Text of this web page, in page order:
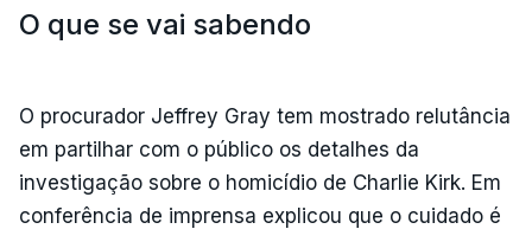
O que se vai sabendo
O procurador Jeffrey Gray tem mostrado relutância
em partilhar com o público os detalhes da
investigação sobre o homicídio de Charlie Kirk. Em
conferência de imprensa explicou que o cuidado é